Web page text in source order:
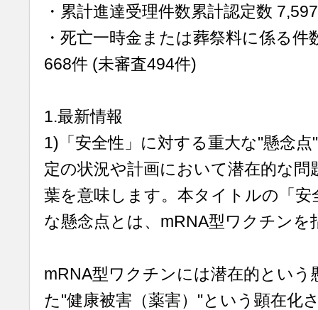
・累計進達受理件数累計認定数
・死亡一時金または葬祭料に係る件
668件 (未審査494件)
1.最新情報
1)「安全性」に対する重大な"懸念
定の状況や計画において潜在的な問
葉を意味します。本タイトルの「安
な懸念点とは、mRNA型ワクチンを
mRNA型ワクチンには潜在的という
た"健康被害（薬害）"という顕在化